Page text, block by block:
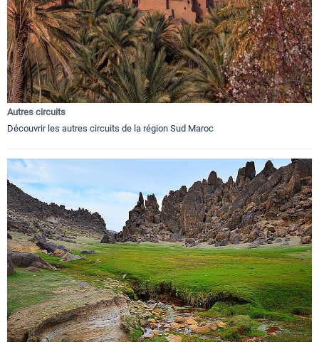
Autres circuits
Découvrir les autres circuits de la région Sud Maroc